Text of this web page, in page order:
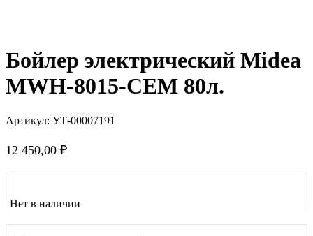
Бойлер электрический Midea
MWH-8015-CEM 80л.
Артикул: УТ-00007191
12 450,00 ₽
Нет в наличии